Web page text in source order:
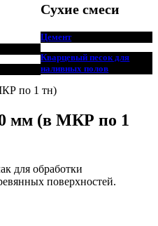
Сухие смеси
Цемент
Кварцевый песок для
наливных полов
мм (в МКР по 1
для обработки
поверхностей.